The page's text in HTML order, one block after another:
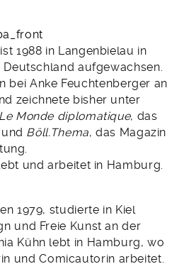
ist 1988 in Langenbielau in
aufgewachsen.
bei Anke Feuchtenberger an
zeichnete bisher unter
Le Monde diplomatique, das
Böll.Thema, das Magazin
und arbeitet in Hamburg.
1979, studierte in Kiel
und Freie Kunst an der
Kühn lebt in Hamburg, wo
und Comicautorin arbeitet.